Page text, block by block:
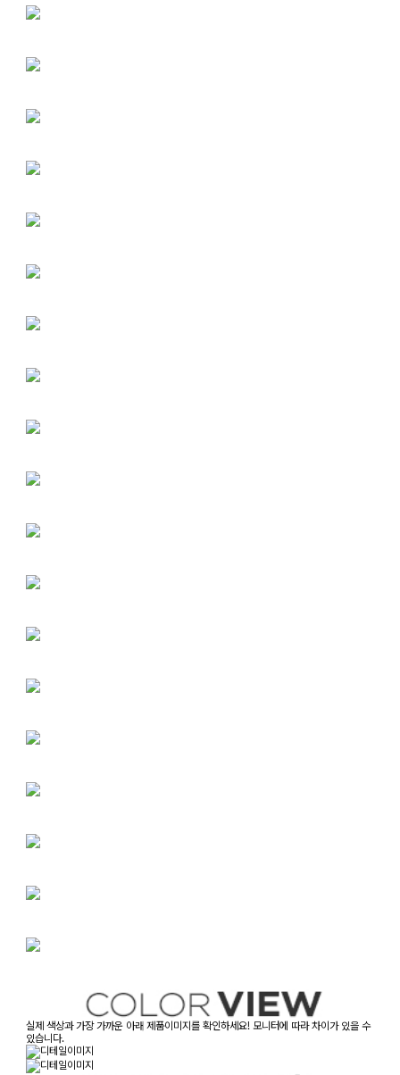
실제 색상과 가장 가까운 아래 제품이미지를 확인하세요! 모니터에 따라 차이가 있을 수
있습니다.